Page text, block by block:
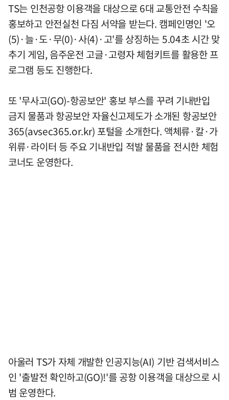
TS는 인천공항 이용객을 대상으로 6대 교통안전 수칙을
홍보하고 안전실천 다짐 서약을 받는다. 캠페인명인 '오
(5)·늘·도·무(0)·사(4)·고'를 상징하는 5.04초 시간 맞
추기 게임, 음주운전 고글·고령자 체험키트를 활용한 프
로그램 등도 진행한다.
또 '무사고(GO)-항공보안' 홍보 부스를 꾸려 기내반입
금지 물품과 항공보안 자율신고제도가 소개된 항공보안
365(avsec365.or.kr) 포털을 소개한다. 액체류·칼·가
위류·라이터 등 주요 기내반입 적발 물품을 전시한 체험
코너도 운영한다.
아울러 TS가 자체 개발한 인공지능(AI) 기반 검색서비스
인 '출발전 확인하고(GO)!'를 공항 이용객을 대상으로 시
범 운영한다.